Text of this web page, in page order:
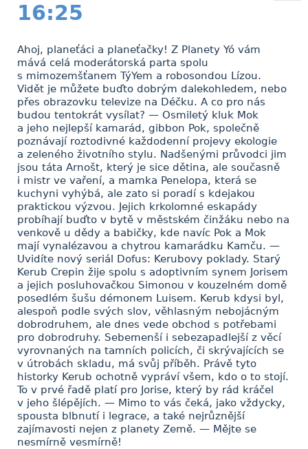
16:25
Ahoj, planeťáci a planeťačky! Z Planety Yó vám
mává celá moderátorská parta spolu
s mimozemšťanem TýYem a robosondou Lízou.
Vidět je můžete buďto dobrým dalekohledem, nebo
přes obrazovku televize na Déčku. A co pro nás
budou tentokrát vysílat? — Osmiletý kluk Mok
a jeho nejlepší kamarád, gibbon Pok, společně
poznávají roztodivné každodenní projevy ekologie
a zeleného životního stylu. Nadšenými průvodci jim
jsou táta Arnošt, který je sice dětina, ale současně
i mistr ve vaření, a mamka Penelopa, která se
kuchyni vyhýbá, ale zato si poradí s kdejakou
praktickou výzvou. Jejich krkolomné eskapády
probíhají buďto v bytě v městském činžáku nebo na
venkově u dědy a babičky, kde navíc Pok a Mok
mají vynalézavou a chytrou kamarádku Kamču. —
Uvidíte nový seriál Dofus: Kerubovy poklady. Starý
Kerub Crepin žije spolu s adoptivním synem Jorisem
a jejich posluhovačkou Simonou v kouzelném domě
posedlém šušu démonem Luisem. Kerub kdysi byl,
alespoň podle svých slov, věhlasným nebojácným
dobrodruhem, ale dnes vede obchod s potřebami
pro dobrodruhy. Sebemenší i sebezapadlejší z věcí
vyrovnaných na tamních policích, či skrývajících se
v útrobách skladu, má svůj příběh. Právě tyto
historky Kerub ochotně vypráví všem, kdo o to stojí.
To v prvé řadě platí pro Jorise, který by rád kráčel
v jeho šlépějích. — Mimo to vás čeká, jako vždycky,
spousta blbnutí i legrace, a také nejrůznější
zajímavosti nejen z planety Země. — Mějte se
nesmírně vesmírně!